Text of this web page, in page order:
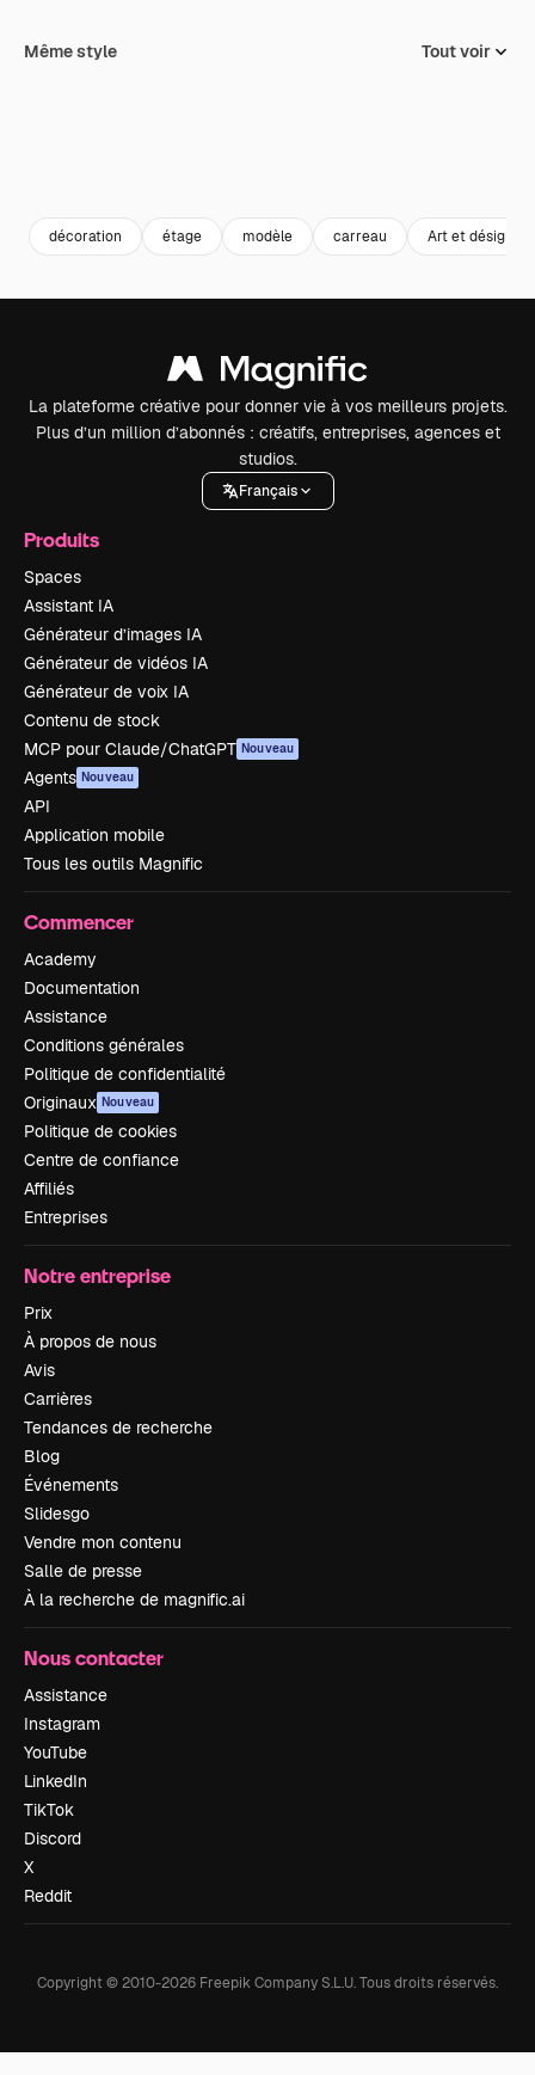
Même style Tout voir
décoration étage modèle carreau Art et désign
La plateforme créative pour donner vie à vos meilleurs projets.
Plus d’un million d’abonnés : créatifs, entreprises, agences et
studios.
Français
Produits
Spaces
Assistant IA
Générateur d’images IA
Générateur de vidéos IA
Générateur de voix IA
Contenu de stock
MCP pour Claude/ChatGPT Nouveau
Agents Nouveau
API
Application mobile
Tous les outils Magnific
Commencer
Academy
Documentation
Assistance
Conditions générales
Politique de confidentialité
Originaux Nouveau
Politique de cookies
Centre de confiance
Affiliés
Entreprises
Notre entreprise
Prix
À propos de nous
Avis
Carrières
Tendances de recherche
Blog
Événements
Slidesgo
Vendre mon contenu
Salle de presse
À la recherche de magnific.ai
Nous contacter
Assistance
Instagram
YouTube
LinkedIn
TikTok
Discord
X
Reddit
Copyright © 2010-2026 Freepik Company S.L.U.Tous droits réservés.